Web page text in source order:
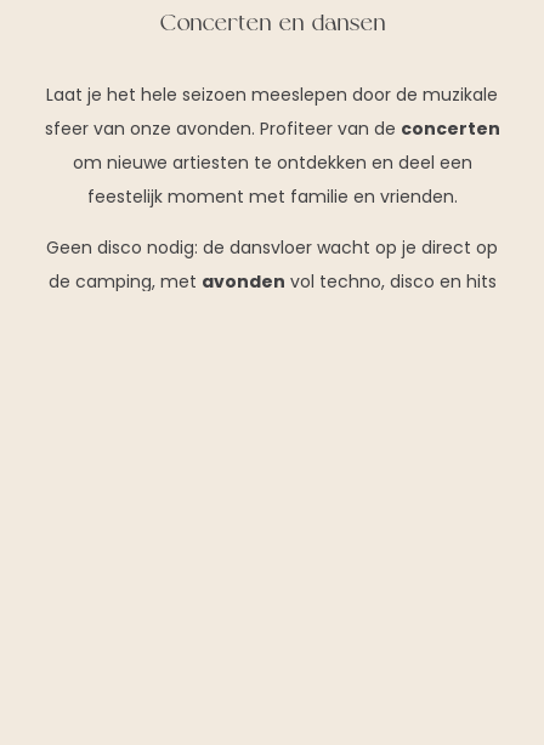
Concerten en dansen
Laat je het hele seizoen meeslepen door de muzikale
sfeer van onze avonden. Profiteer van de concerten
om nieuwe artiesten te ontdekken en deel een
feestelijk moment met familie en vrienden.
Geen disco nodig: de dansvloer wacht op je direct op
de camping, met avonden vol techno, disco en hits